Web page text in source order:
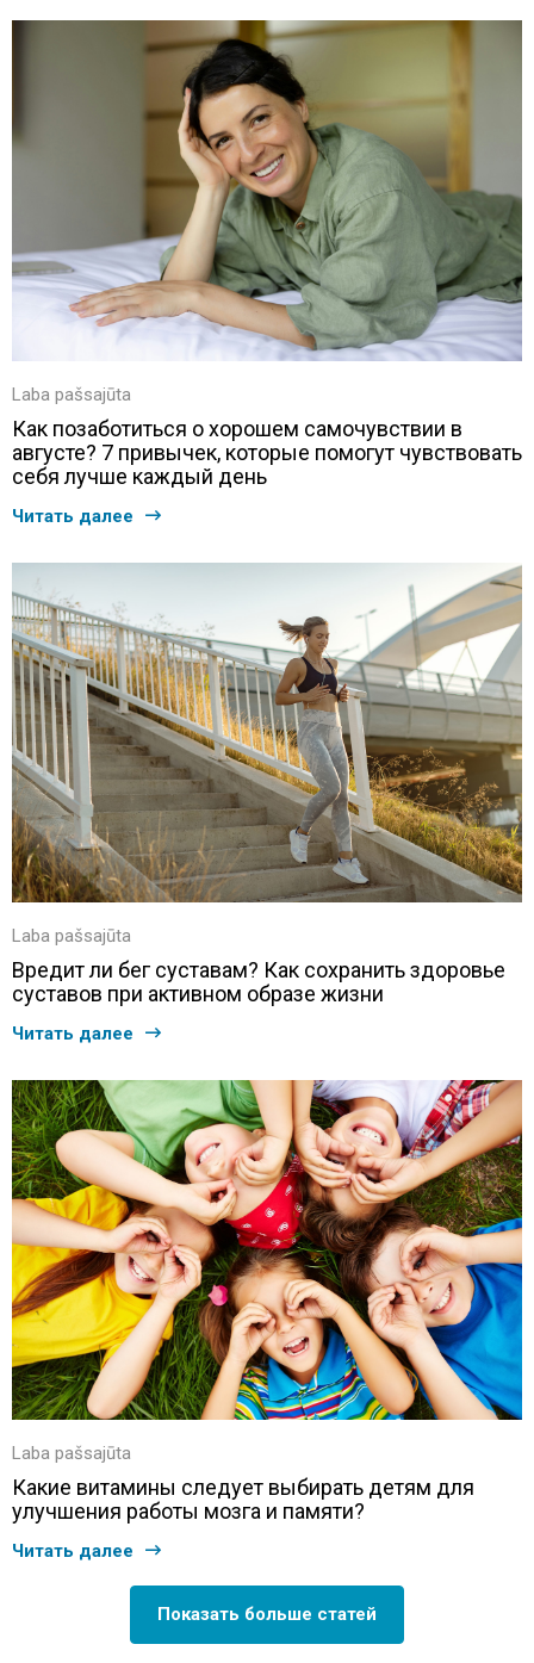
Laba pašsajūta
Как позаботиться о хорошем самочувствии в
августе? 7 привычек, которые помогут чувствовать
себя лучше каждый день
Читать далее
Laba pašsajūta
Вредит ли бег суставам? Как сохранить здоровье
суставов при активном образе жизни
Читать далее
Laba pašsajūta
Какие витамины следует выбирать детям для
улучшения работы мозга и памяти?
Читать далее
Показать больше статей